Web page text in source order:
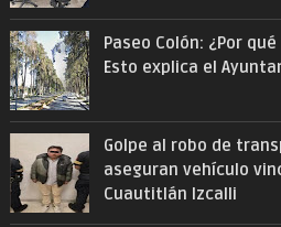
Paseo Colón: ¿Por
Esto explica el
Golpe al robo de
aseguran vehículo
Cuautitlán Izcalli